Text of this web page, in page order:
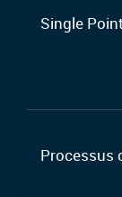
Single
Processus